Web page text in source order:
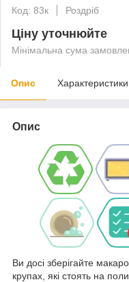
Код: 83к
Роздріб
Ціну уточнюйте
Мінімальна сума
Опис Характеристики
Опис
Ви досі зберігайте
крупах, які стоять на